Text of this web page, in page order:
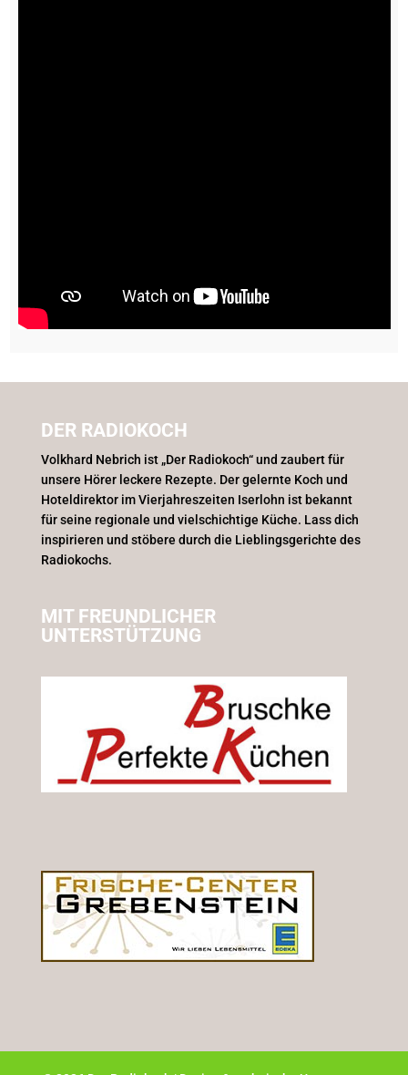
DER RADIOKOCH
Volkhard Nebrich ist „Der Radiokoch“ und zaubert für
unsere Hörer leckere Rezepte. Der gelernte Koch und
Hoteldirektor im Vierjahreszeiten Iserlohn ist bekannt
für seine regionale und vielschichtige Küche. Lass dich
inspirieren und stöbere durch die Lieblingsgerichte des
Radiokochs.
MIT FREUNDLICHER
UNTERSTÜTZUNG